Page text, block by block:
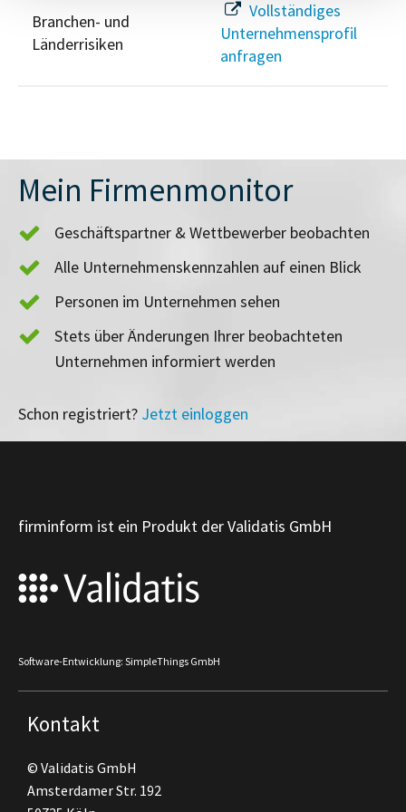
Branchen- und
Länderrisiken
Vollständiges
Unternehmensprofil
anfragen
Mein Firmenmonitor
Geschäftspartner & Wettbewerber beobachten
Alle Unternehmenskennzahlen auf einen Blick
Personen im Unternehmen sehen
Stets über Änderungen Ihrer beobachteten
Unternehmen informiert werden
Schon registriert? Jetzt einloggen
firminform ist ein Produkt der Validatis GmbH
Software-Entwicklung: SimpleThings GmbH
Kontakt
© Validatis GmbH
Amsterdamer Str. 192